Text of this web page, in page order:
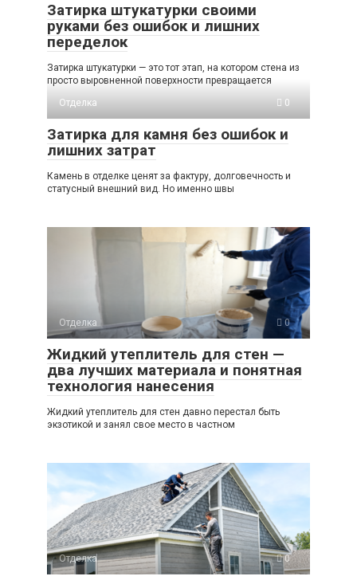
Затирка штукатурки своими
руками без ошибок и лишних
переделок
Затирка штукатурки — это тот этап, на котором стена из
просто выровненной поверхности превращается
Отделка
0
Затирка для камня без ошибок и
лишних затрат
Камень в отделке ценят за фактуру, долговечность и
статусный внешний вид. Но именно швы
Отделка 0
Жидкий утеплитель для стен —
два лучших материала и понятная
технология нанесения
Жидкий утеплитель для стен давно перестал быть
экзотикой и занял свое место в частном
Отделка 0